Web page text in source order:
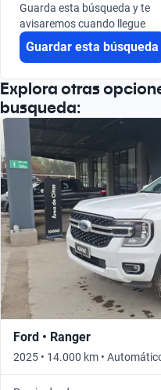
Busca por versión
Guarda esta búsqueda y te
avisaremos cuando llegue
Guardar esta búsqueda
Explora otras
busqueda:
Ford • Ranger
2025 • 14.000 km •